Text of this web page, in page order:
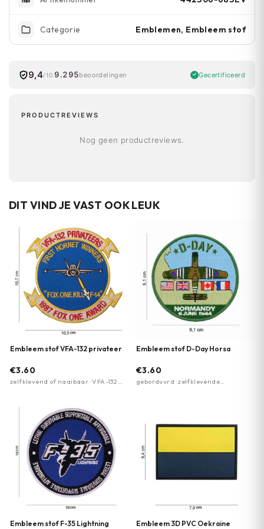
Categorie Emblemen, Embleem stof
9,4/10 9.295beoordelingen Gecertificeerd
PRODUCTREVIEWS
Nog geen productreviews.
DIT VIND JE VAST OOK LEUK
Embleem stof VFA-132 privateer
€3.60
zelfklevend of naaibaar · VFA-132
Embleem stof D-Day Horsa
€3.60
geborduurd · zelfklevende
Embleem stof F-35 Lightning
Embleem 3D PVC Oekraine